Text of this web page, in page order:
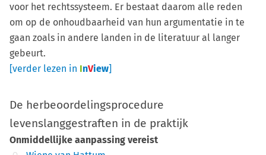
voor het rechtssysteem. Er bestaat daarom alle reden
om op de onhoudbaarheid van hun argumentatie in te
gaan zoals in andere landen in de literatuur al langer
gebeurt.
[verder lezen in InView]
De herbeoordelingsprocedure
levenslanggestraften in de praktijk
Onmiddellijke aanpassing vereist